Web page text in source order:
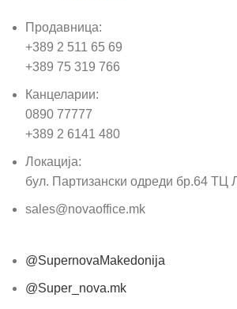
Продавница:
+389 2 511 65 69
+389 75 319 766
Канцеларии:
0890 77777
+389 2 6141 480
Локација:
бул. Партизански одреди бр.64 ТЦ
sales@novaoffice.mk
@SupernovaMakedonija
@Super_nova.mk